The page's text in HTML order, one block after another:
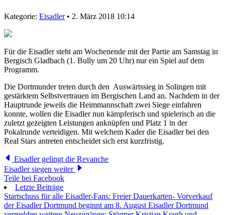
Kategorie: Eisadler• 2. März 2018 10:14
Für die Eisadler steht am Wochenende mit der Partie am Samstag in
Bergisch Gladbach (1. Bully um 20 Uhr) nur ein Spiel auf dem
Programm.
Die Dortmunder treten durch den Auswärtssieg in Solingen mit
gestärktem Selbstvertrauen im Bergischen Land an. Nachdem in der
Hauptrunde jeweils die Heimmannschaft zwei Siege einfahren
konnte, wollen die Eisadler nun kämpferisch und spielerisch an die
zuletzt gezeigten Leistungen anknüpfen und Platz 1 in der
Pokalrunde verteidigen. Mit welchem Kader die Eisadler bei den
Real Stars antreten entscheidet sich erst kurzfristig.
Eisadler gelingt die Revanche
Eisadler siegen weiter
Teile bei Facebook
Letzte Beiträge
Startschuss für alle Eisadler-Fans: Freier Dauerkarten- Vorverkauf
der Eisadler Dortmund beginnt am 8. August Eisadler Dortmund